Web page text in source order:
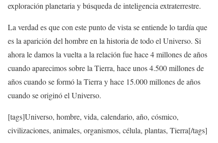
exploración planetaria y búsqueda de inteligencia extraterrestre.
La verdad es que con este punto de vista se entiende lo tardía que
es la aparición del hombre en la historia de todo el Universo. Si
ahora le damos la vuelta a la relación fue hace 4 millones de años
cuando aparecimos sobre la Tierra, hace unos 4.500 millones de
años cuando se formó la Tierra y hace 15.000 millones de años
cuando se originó el Universo.
[tags]Universo, hombre, vida, calendario, año, cósmico,
civilizaciones, animales, organismos, célula, plantas, Tierra[/tags]